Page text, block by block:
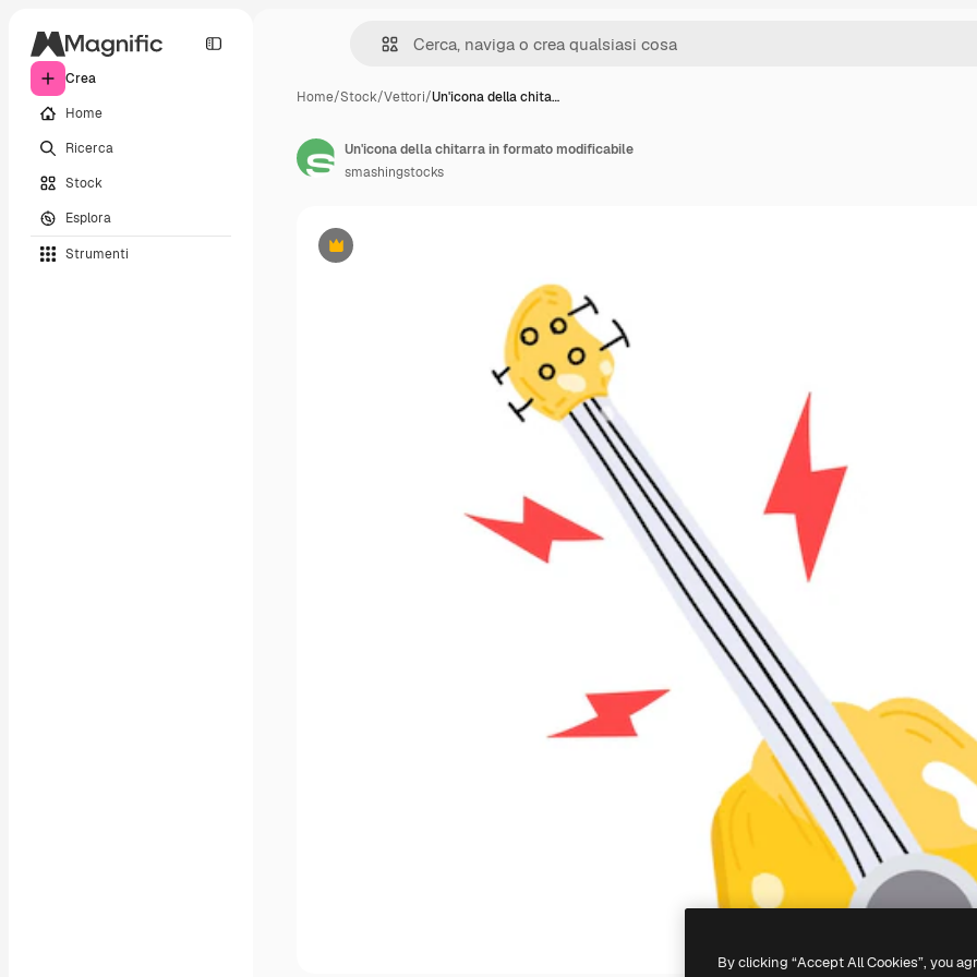
Crea
Home
Ricerca
Stock
Esplora
Strumenti
Home/Stock/Vettori/Un'icona della chita…
Premium
Un'icona della chitarra in formato modificabile
smashingstocks
By clicking “Accept All Cookies”, you